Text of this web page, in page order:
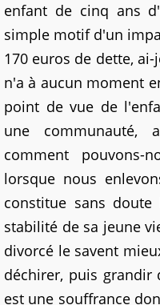
enfant de cinq ans
simple motif d'un
170 euros de dette,
n'a à aucun moment
point de vue de
une communauté,
comment
lorsque nous
constitue sans
stabilité de sa jeune
divorcé le savent
déchirer, puis grandir
est une souffrance